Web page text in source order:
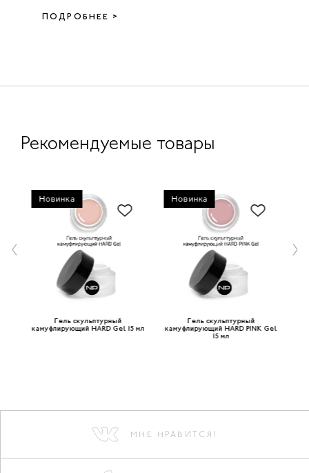
ПОДРОБНЕЕ >
Рекомендуемые товары
Новинка
Гель скульптурный
камуфлирующий HARD Gel 15 мл
Новинка
Гель скульптурный
камуфлирующий HARD PINK Gel
15 мл
МНЕ НРАВИТСЯ!